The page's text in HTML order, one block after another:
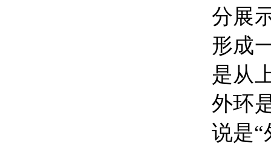
分展
形成
是从
外环
说是“